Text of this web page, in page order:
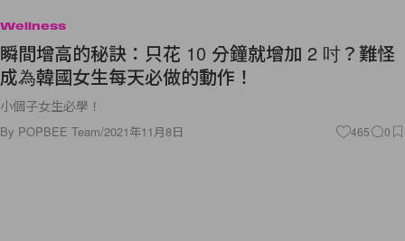
Wellness
瞬間增高的秘訣：只花 10 分鐘就增加 2 吋？難怪
成為韓國女生每天必做的動作！
小個子女生必學！
By POPBEE Team/2021年11月8日 465 0